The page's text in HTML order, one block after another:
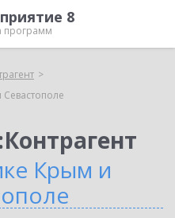
8
программ
Крым и